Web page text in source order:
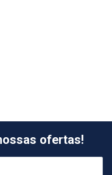
ofertas!